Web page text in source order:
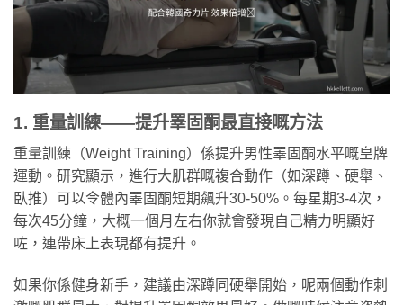
1. 重量訓練——提升睪固酮最直接嘅方法
重量訓練（Weight Training）係提升男性睪固酮水平嘅皇牌
運動。研究顯示，進行大肌群嘅複合動作（如深蹲、硬舉、
臥推）可以令體內睪固酮短期飆升30-50%。每星期3-4次，
每次45分鐘，大概一個月左右你就會發現自己精力明顯好
咗，連帶床上表現都有提升。
如果你係健身新手，建議由深蹲同硬舉開始，呢兩個動作刺